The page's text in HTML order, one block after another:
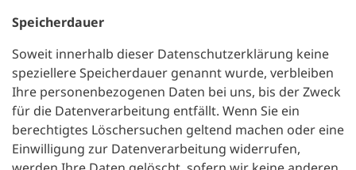
Speicherdauer
Soweit innerhalb dieser Datenschutzerklärung keine
speziellere Speicherdauer genannt wurde, verbleiben
Ihre personenbezogenen Daten bei uns, bis der Zweck
für die Datenverarbeitung entfällt. Wenn Sie ein
berechtigtes Löschersuchen geltend machen oder eine
Einwilligung zur Datenverarbeitung widerrufen,